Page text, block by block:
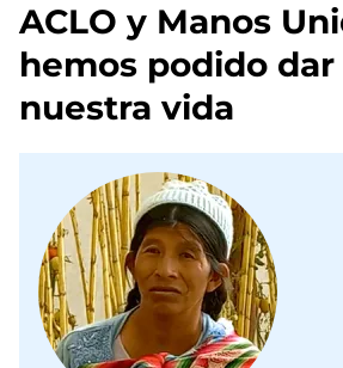
ACLO y Manos
hemos podido
nuestra vida